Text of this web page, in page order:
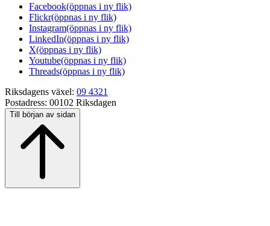
Facebook(öppnas i ny flik)
Flickr(öppnas i ny flik)
Instagram(öppnas i ny flik)
LinkedIn(öppnas i ny flik)
X(öppnas i ny flik)
Youtube(öppnas i ny flik)
Threads(öppnas i ny flik)
Riksdagens växel: 09 4321
Postadress: 00102 Riksdagen
Till början av sidan